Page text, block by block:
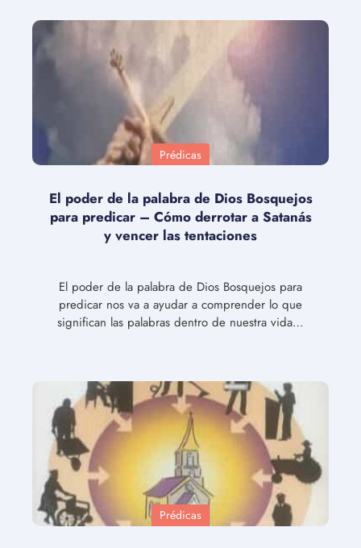
Prédicas
El poder de la palabra de Dios Bosquejos
para predicar – Cómo derrotar a Satanás
y vencer las tentaciones
El poder de la palabra de Dios Bosquejos para
predicar nos va a ayudar a comprender lo que
significan las palabras dentro de nuestra vida…
Prédicas